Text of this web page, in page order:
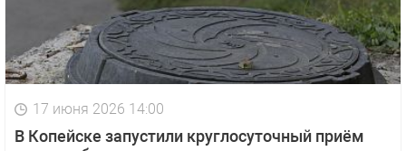
17 июня 2026 14:00
В Копейске запустили круглосуточный приём